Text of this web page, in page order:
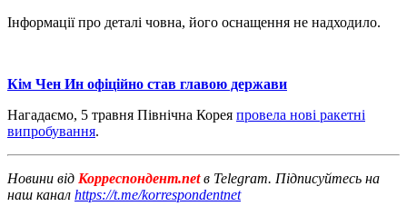
Інформації про деталі човна, його оснащення не надходило.
Кім Чен Ин офіційно став главою держави
Нагадаємо, 5 травня Північна Корея провела нові ракетні
випробування.
Новини від Корреспондент.netв Telegram. Підписуйтесь на
наш канал https://t.me/korrespondentnet